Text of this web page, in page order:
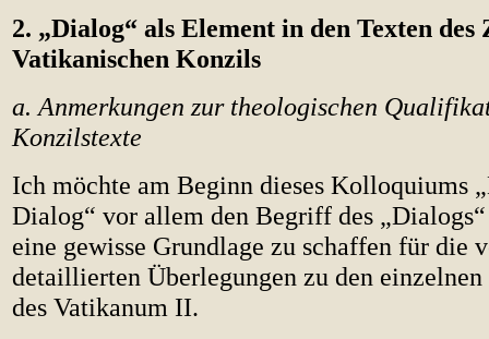
2. „Dialog“ als Element in den Texten des
Vatikanischen Konzils
a. Anmerkungen zur theologischen
Konzilstexte
Ich möchte am Beginn dieses Kolloquiums
Dialog“ vor allem den Begriff des
eine gewisse Grundlage zu schaffen für die
detaillierten Überlegungen zu den
des Vatikanum II.